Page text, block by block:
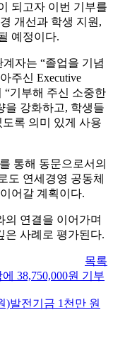
되고자 이번 기부를
개선과 학생 지원,
예정이다.
자는 “졸업을 기념
주신 Executive
“기부해 주신 소중한
을 강화하고, 학생들
록 의미 있게 사용
통해 동문으로서의
도 연세경영 공동체
어갈 계획이다.
의 연결을 이어가며
은 사례로 평가된다.
목록
38,750,000원 기부
)발전기금 1천만 원